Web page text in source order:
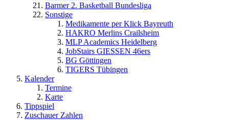
Barmer 2. Basketball Bundesliga
Sonstige
Medikamente per Klick Bayreuth
HAKRO Merlins Crailsheim
MLP Academics Heidelberg
JobStairs GIESSEN 46ers
BG Göttingen
TIGERS Tübingen
Kalender
Termine
Karte
Tippspiel
Zuschauer Zahlen